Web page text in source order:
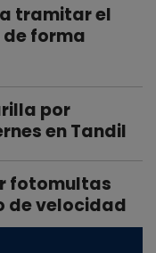
tramitar el
de forma
por
en Tandil
fotomultas
de velocidad